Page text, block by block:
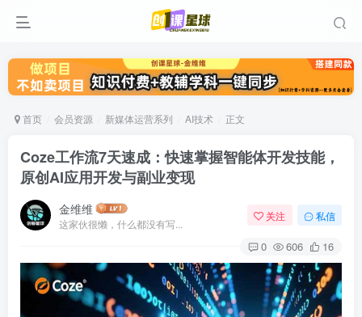
首页 会员资源 新媒体运营系列 AI技术 正文
Coze工作流7天速成：快速掌握智能体开发技能，
原创AI应用开发与副业变现
金维维
这家伙很懒，什么都没有写...
关注 私信
0 606 16